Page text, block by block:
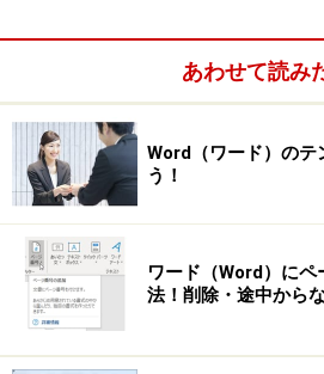
1.ツールバーの［ズーム］ボタ
てメニューを表示したら、［ペ
ックします（Word 2007では［
の［1ページ］ボタンをクリック）
あわせて読み
Word（ワード）のテ
う！
ワード（Word）に
法！削除・途中から